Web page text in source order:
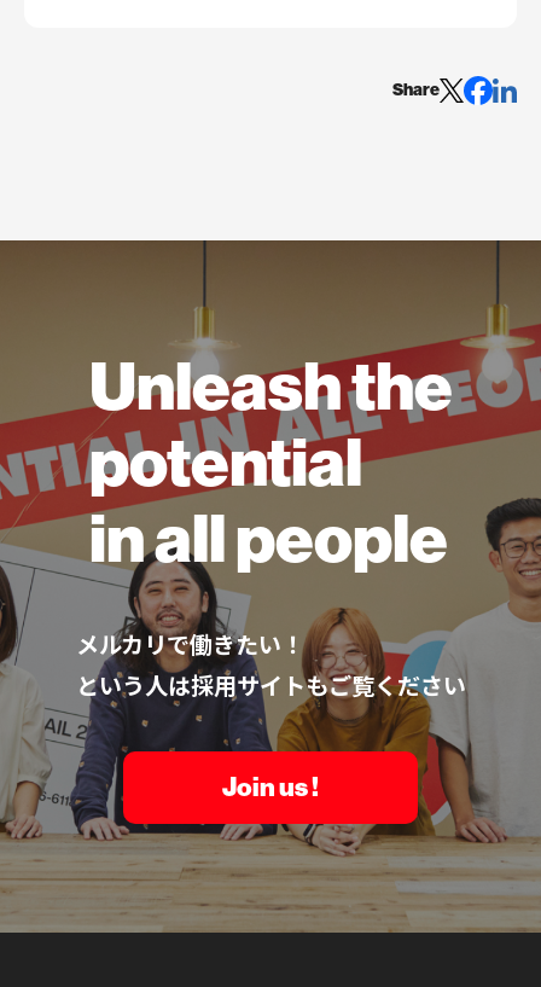
Share
Unleash the
potential
in all people
メルカリで働きたい！
という人は採用サイトもご覧ください
Join us !